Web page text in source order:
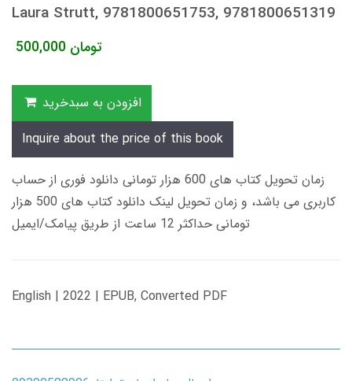
Laura Strutt, 9781800651753, 9781800651319
500,000 تومان
افزودن به سبدخرید
Inquire about the price of this book
زمان تحویل کتاب های 600 هزار تومانی دانلود فوری از حساب
کاربری می باشد، و زمان تحویل لینک دانلود کتاب های 500 هزار
تومانی حداکثر 12 ساعت از طریق پیامک/ایمیل
English | 2022 | EPUB, Converted PDF